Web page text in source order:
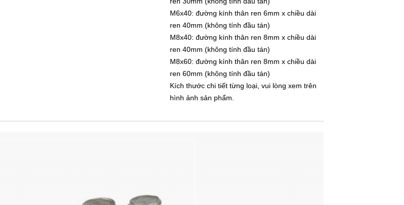
M6x40: đường kính thân ren 6mm x chiều dài
ren 40mm (không tính đầu tán)
M8x40: đường kính thân ren 8mm x chiều dài
ren 40mm (không tính đầu tán)
M8x60: đường kính thân ren 8mm x chiều dài
ren 60mm (không tính đầu tán)
Kích thước chi tiết từng loại, vui lòng xem trên
hình ảnh sản phẩm.